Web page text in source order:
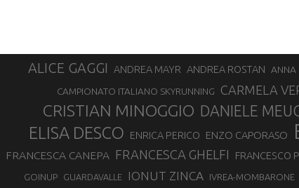
ALICE GAGGI ANDREA MAYR ANDREA ROSTAN ANNA
CAMPIONATO ITALIANO SKYRUNNING CARMELA
CRISTIAN MINOGGIO DANIELE
ELISA DESCO ENRICA PERICO ENZO CAPORASO
FRANCESCA CANEPA FRANCESCA GHELFI FRANCESCO
GOINUP GUARDAVALLE IONUT ZINCA IVREA-MOMBARONE